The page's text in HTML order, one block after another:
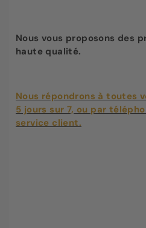
Nous vous proposons des
haute qualité.
Nous répondrons à toutes
5 jours sur 7, ou par
service client.